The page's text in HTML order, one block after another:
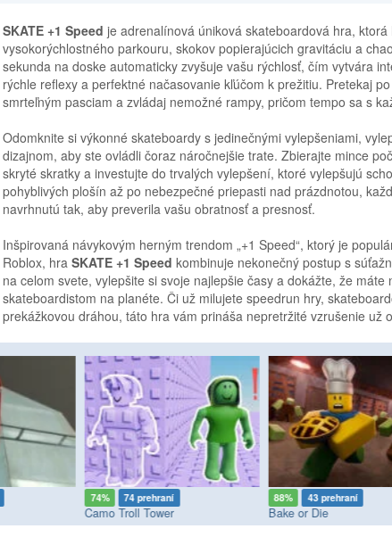
SKATE +1 Speed je adrenalínová úniková skateboardová hra,
vysokorýchlostného parkouru, skokov popierajúcich gravitáciu a
sekunda na doske automaticky zvyšuje vašu rýchlosť, čím vytvára
rýchle reflexy a perfektné načasovanie kľúčom k prežitiu. Pretekaj
smrteľným pasciam a zvládaj nemožné rampy, pričom tempo sa s
Odomknite si výkonné skateboardy s jedinečnými vylepšeniami,
dizajnom, aby ste ovládli čoraz náročnejšie trate. Zbierajte mince
skryté skratky a investujte do trvalých vylepšení, ktoré vylepšujú
pohyblivých plošín až po nebezpečné priepasti nad prázdnotou,
navrhnutú tak, aby preverila vašu obratnosť a presnosť.
Inšpirovaná návykovým herným trendom „+1 Speed“, ktorý je
Roblox, hraSKATE +1 Speed kombinuje nekonečný postup s
na celom svete, vylepšite si svoje najlepšie časy a dokážte, že
skateboardistom na planéte. Či už milujete speedrun hry,
prekážkovou dráhou, táto hra vám prináša nepretržité vzrušenie už
74% 74 prehraní
Camo Troll Tower
88% 43 prehraní
Bake or Die